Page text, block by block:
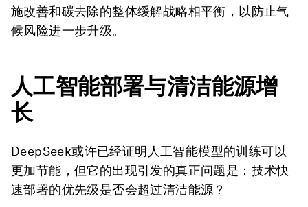
施改善和碳去除的整体缓解战略相平衡，以防止气
候风险进一步升级。
人工智能部署与清洁能源增
长
DeepSeek或许已经证明人工智能模型的训练可以
更加节能，但它的出现引发的真正问题是：技术快
速部署的优先级是否会超过清洁能源？